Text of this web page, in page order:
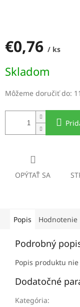
€0,76 / ks
cena:
Skladom
Môžeme doručiť do:
OPÝTAŤ SA
Popis Hodnotenie
Podrobný
Popis produktu
Dodatočné
Kategória: